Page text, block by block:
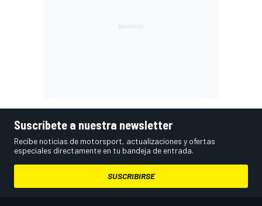
Suscríbete a nuestra newsletter
Recibe noticias de motorsport, actualizaciones y ofertas
especiales directamente en tu bandeja de entrada.
SUSCRIBIRSE